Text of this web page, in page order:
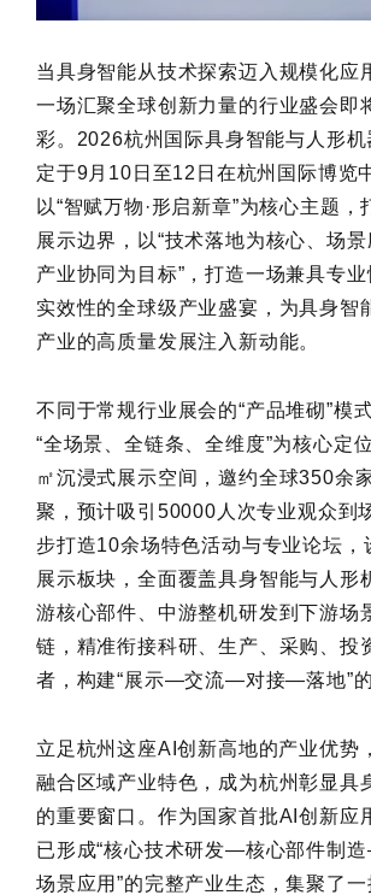
当具身智能从技术探索迈入规模化应
一场汇聚全球创新力量的行业盛会即
彩。2026杭州国际具身智能与人形机
定于9月10日至12日在杭州国际博览
以“智赋万物·形启新章”为核心主题，
展示边界，以“技术落地为核心、场景
产业协同为目标”，打造一场兼具专
实效性的全球级产业盛宴，为具身智
产业的高质量发展注入新动能。
不同于常规行业展会的“产品堆砌”模
“全场景、全链条、全维度”为核心定
㎡沉浸式展示空间，邀约全球350余
聚，预计吸引50000人次专业观众到
步打造10余场特色活动与专业论坛，
展示板块，全面覆盖具身智能与人形
游核心部件、中游整机研发到下游场
链，精准衔接科研、生产、采购、投
者，构建“展示—交流—对接—落地”的
立足杭州这座AI创新高地的产业优势
融合区域产业特色，成为杭州彰显具
的重要窗口。作为国家首批AI创新应
已形成“核心技术研发—核心部件制
场景应用”的完整产业生态，集聚了